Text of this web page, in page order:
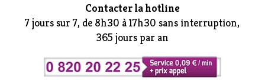
Contacter la hotline
7 jours sur 7, de 8h30 à 17h30 sans interruption,
365 jours par an